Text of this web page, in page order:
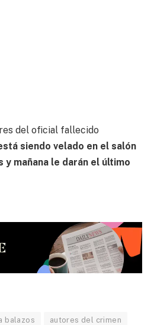
del oficial fallecido
siendo velado en el salón
y mañana le darán el último
balazos autores del crimen